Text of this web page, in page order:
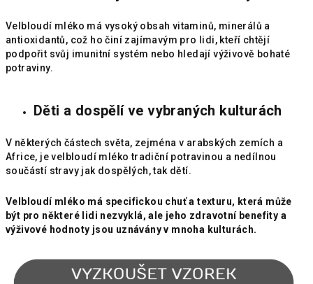
Velbloudí mléko má vysoký obsah vitaminů, minerálů a
antioxidantů, což ho činí zajímavým pro lidi, kteří chtějí
podpořit svůj imunitní systém nebo hledají výživově bohaté
potraviny.
Děti a dospělí ve vybraných kulturách
V některých částech světa, zejména v arabských zemích a
Africe, je velbloudí mléko tradiční potravinou a nedílnou
součástí stravy jak dospělých, tak dětí.
Velbloudí mléko má specifickou chuť a texturu, která může
být pro některé lidi nezvyklá, ale jeho zdravotní benefity a
výživové hodnoty jsou uznávány v mnoha kulturách.